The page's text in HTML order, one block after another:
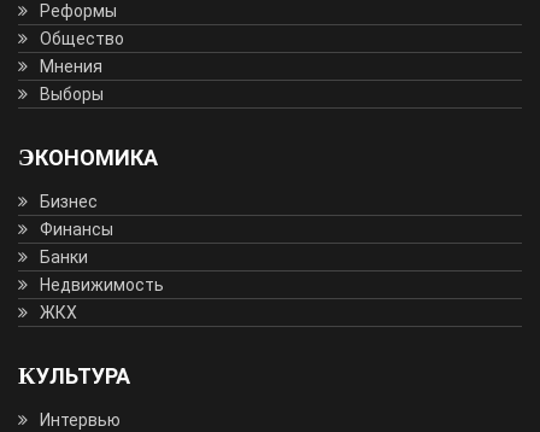
Реформы
Общество
Мнения
Выборы
ЭКОНОМИКА
Бизнес
Финансы
Банки
Недвижимость
ЖКХ
КУЛЬТУРА
Интервью